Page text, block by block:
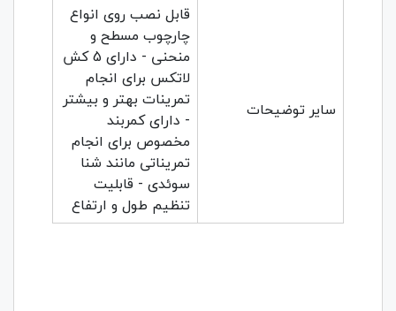
سایر توضیحات
قابل نصب روی انواع
چارچوب مسطح و
منحنی - دارای 5 کش
لاتکس برای انجام
تمرینات بهتر و بیشتر
- دارای کمربند
مخصوص برای انجام
تمریناتی مانند شنا
سوئدی - قابلیت
تنظیم طول و ارتفاع